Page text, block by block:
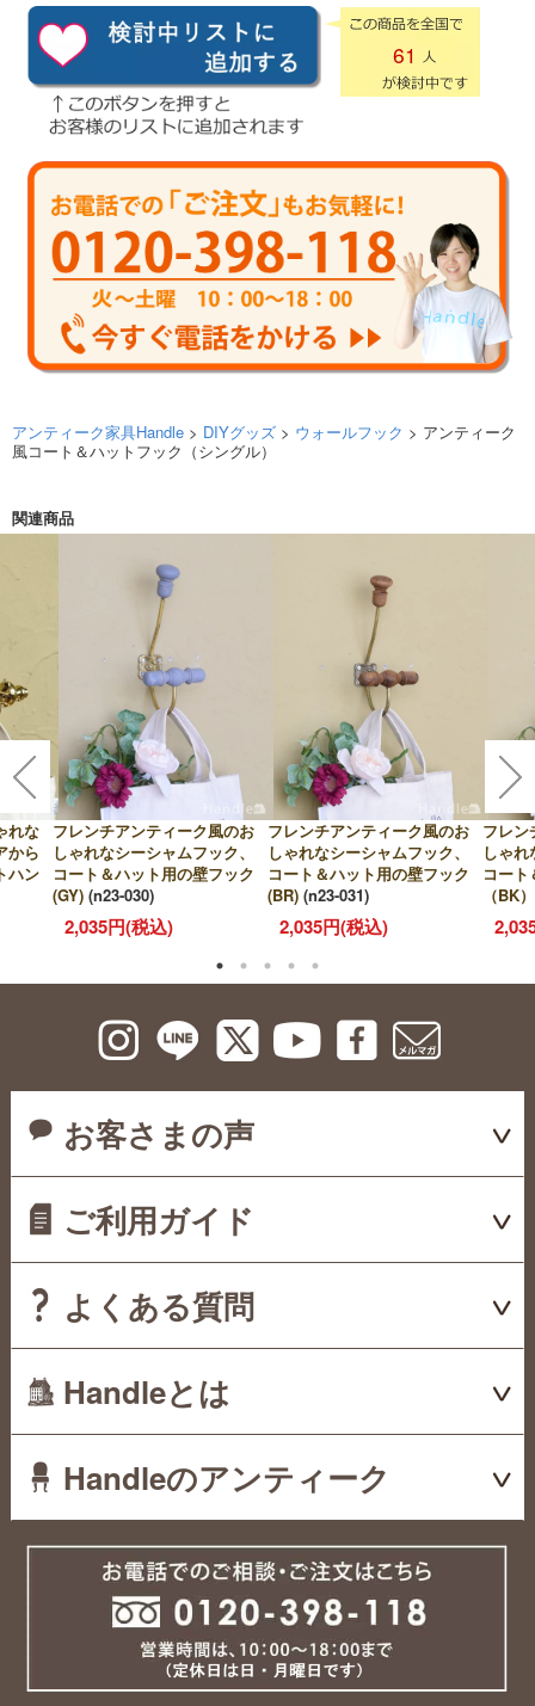
61
アンティーク家具Handle > DIYグッズ > ウォールフック > アンティーク
風コート＆ハットフック（シングル）
関連商品
れな
から
ハン
フレンチアンティーク風のお
しゃれなシーシャムフック、
コート＆ハット用の壁フック
(GY) (n23-030)
2,035円(税込)
フレンチアンティーク風のお
しゃれなシーシャムフック、
コート＆ハット用の壁フック
(BR) (n23-031)
2,035円(税込)
フレン
しゃ
コー
（BK）
お客さまの声
ご利用ガイド
よくある質問
Handleとは
Handleのアンティーク